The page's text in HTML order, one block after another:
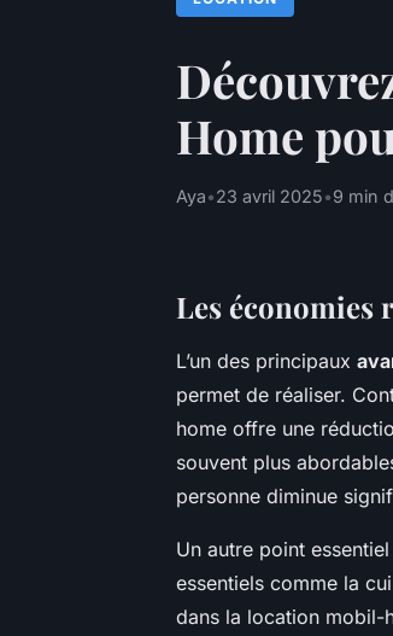
Home
Aya•23 avril 2025•9 min
Les économies
L’un des principaux
permet de réaliser.
home offre une
souvent plus
personne diminue
Un autre point
essentiels comme la
dans la location mobil-